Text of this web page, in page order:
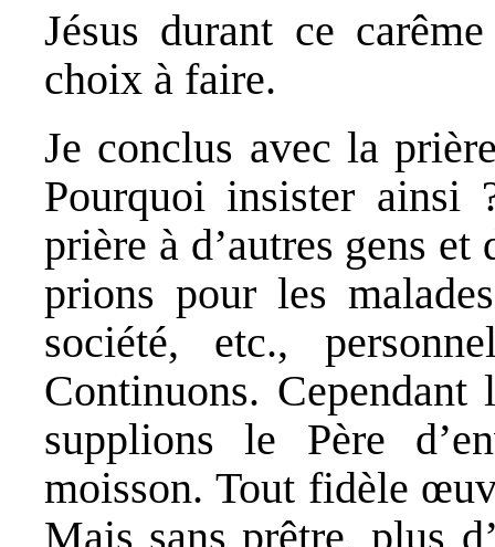
Jésus durant ce
choix à faire.
Je conclus avec la
Pourquoi insister ainsi
prière à d’autres gens et
prions pour les
société, etc.,
Continuons.
supplions le Père
moisson. Tout fidèle
Mais sans prêtre, plus